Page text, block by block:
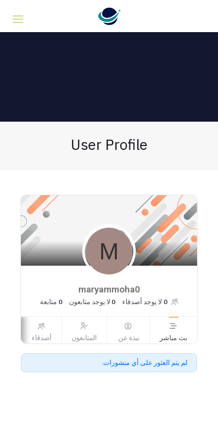
User Profile
maryammoha0
0 لا يوجد أصدقاء 0 لا يوجد متابعون 0 متابعة
بث مباشر نبذة عن. المتابعون أصدقاء
لم يتم العثور على أي منشورات.